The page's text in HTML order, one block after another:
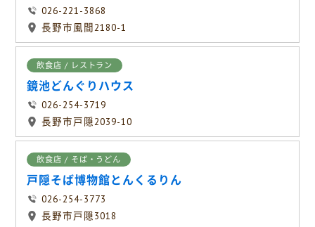
026-221-3868
長野市風間2180-1
飲食店 / レストラン
鏡池どんぐりハウス
026-254-3719
長野市戸隠2039-10
飲食店 / そば・うどん
戸隠そば博物館とんくるりん
026-254-3773
長野市戸隠3018